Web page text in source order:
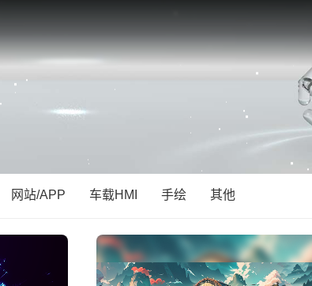
网站/APP 车载HMI 手绘 其他